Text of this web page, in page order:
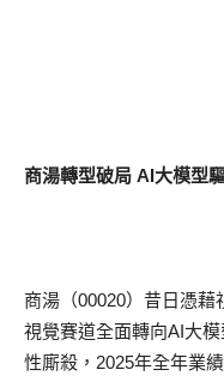
商湯轉型破局 AI大模型
商湯（00020）昔日憑
視覺賽道全面轉向AI大
性廝殺，2025年全年業